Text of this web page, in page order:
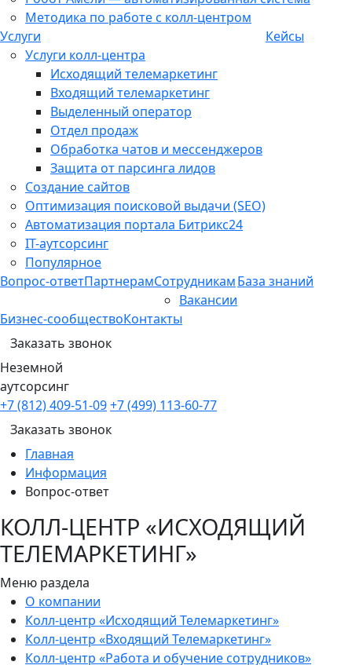
Методика по работе с колл-центром
Услуги
Услуги колл-центра
Исходящий телемаркетинг
Входящий телемаркетинг
Выделенный оператор
Отдел продаж
Обработка чатов и мессенджеров
Защита от парсинга лидов
Создание сайтов
Оптимизация поисковой выдачи (SEO)
Автоматизация портала Битрикс24
IT-аутсорсинг
Популярное
Кейсы
Вопрос-ответПартнерамСотрудникам
Вакансии
База знаний
Бизнес-сообществоКонтакты
Заказать звонок
Неземной
аутсорсинг
+7 (812) 409-51-09+7 (499) 113-60-77
Заказать звонок
Главная
Информация
Вопрос-ответ
КОЛЛ-ЦЕНТР «ИСХОДЯЩИЙ
ТЕЛЕМАРКЕТИНГ»
Меню раздела
О компании
Колл-центр «Исходящий Телемаркетинг»
Колл-центр «Входящий Телемаркетинг»
Колл-центр «Работа и обучение сотрудников»